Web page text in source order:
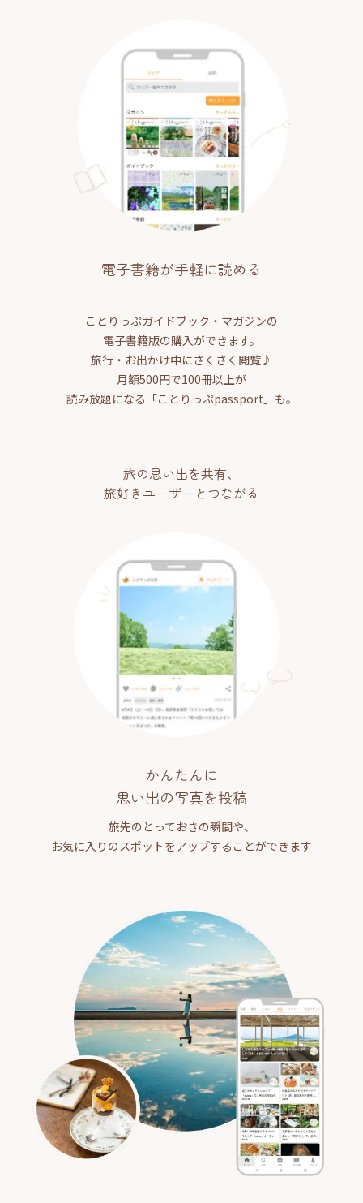
電子書籍が手軽に読める
ことりっぷガイドブック・マガジンの
電子書籍版の購入ができます。
旅行・お出かけ中にさくさく閲覧♪
月額500円で100冊以上が
読み放題になる「ことりっぷpassport」も。
旅の思い出を共有、
旅好きユーザーとつながる
かんたんに
思い出の写真を投稿
旅先のとっておきの瞬間や、
お気に入りのスポットをアップすることができます